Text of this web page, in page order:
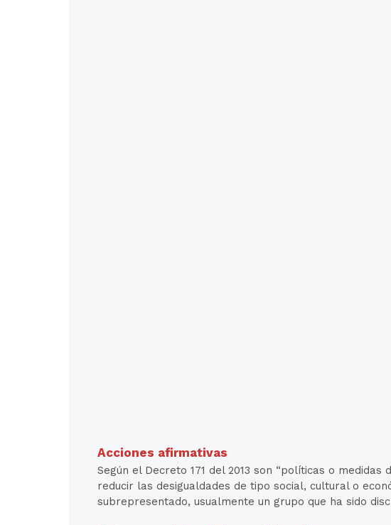
Acciones afirmativas
Según el Decreto 171 del 2013 son “políticas o
reducir las desigualdades de tipo social, cultural o
subrepresentado, usualmente un grupo que ha sido